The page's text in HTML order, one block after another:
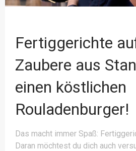
Fertiggerichte
Zaubere aus
einen köstlichen
Rouladenburger!
Das macht immer Spaß:
Daran möchtest du dich auch